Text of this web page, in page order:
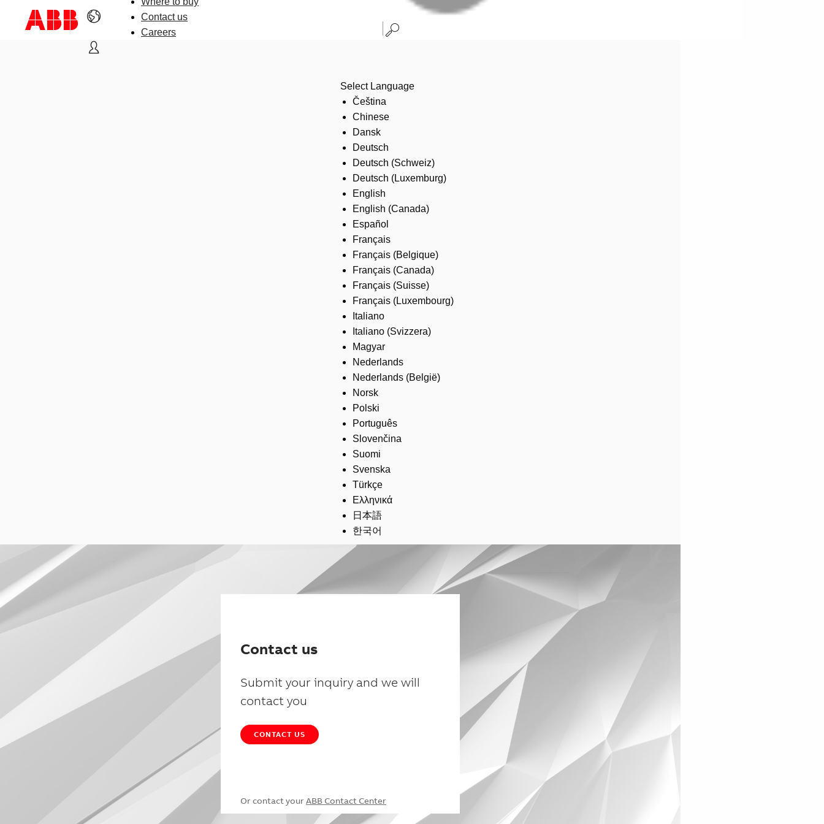
Contact us
Careers
Select Language
Čeština
Chinese
Dansk
Deutsch
Deutsch (Schweiz)
Deutsch (Luxemburg)
English
English (Canada)
Español
Français
Français (Belgique)
Français (Canada)
Français (Suisse)
Français (Luxembourg)
Italiano
Italiano (Svizzera)
Magyar
Nederlands
Nederlands (België)
Norsk
Polski
Português
Slovenčina
Suomi
Svenska
Türkçe
Ελληνικά
日本語
한국어
Contact us
Submit your inquiry and we will
contact you
CONTACT US
Or contact your ABB Contact Center